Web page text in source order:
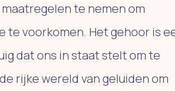
te nemen om
te voorkomen. Het gehoor is
dat ons in staat stelt om te
rijke wereld van geluiden om